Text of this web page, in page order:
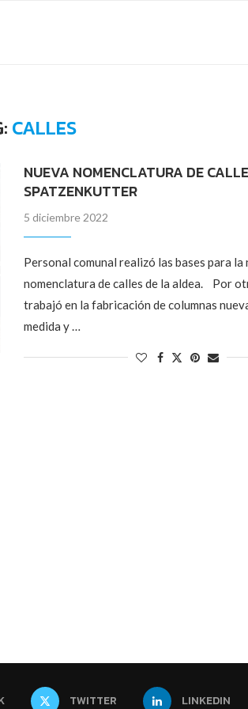
CALLES
NUEVA NOMENCLATURA DE
SPATZENKUTTER
5 diciembre 2022
Personal comunal realizó las bases para la
nomenclatura de calles de la aldea. Por
trabajó en la fabricación de columnas
medida y …
TWITTER LINKEDIN